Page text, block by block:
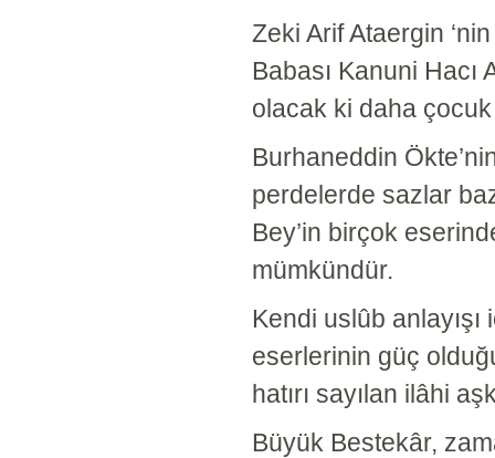
Zeki Arif Ataergin
Babası Kanuni Hacı
olacak ki daha
Burhaneddin
perdelerde sazlar
Bey’in birçok
mümkündür.
Kendi uslûb
eserlerinin güç
hatırı sayılan ilâhi
Büyük Bestekâr,